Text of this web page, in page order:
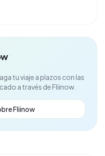
tu viaje a plazos con las
a través de Fliinow.
Fliinow